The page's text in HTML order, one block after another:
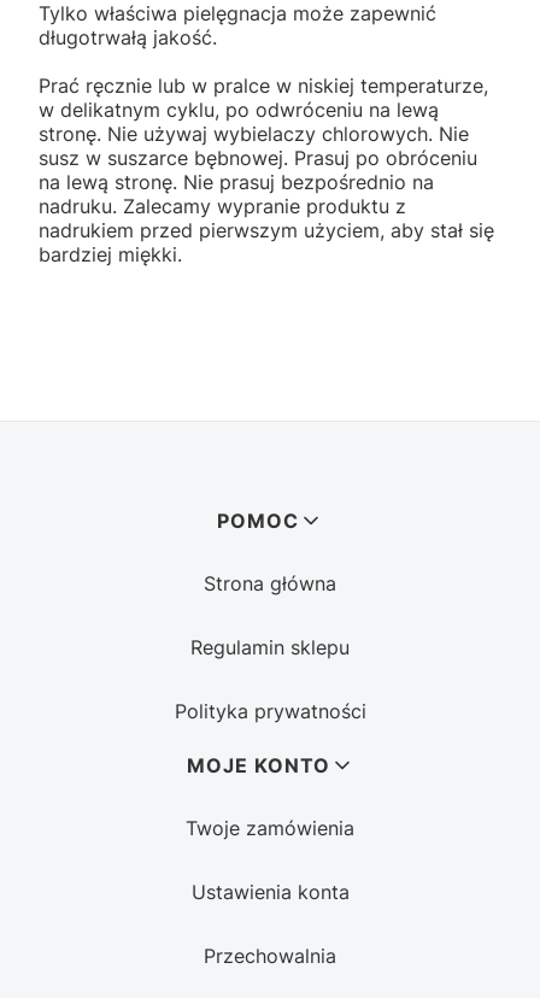
Tylko właściwa pielęgnacja może zapewnić
długotrwałą jakość.
Prać ręcznie lub w pralce w niskiej temperaturze,
w delikatnym cyklu, po odwróceniu na lewą
stronę. Nie używaj wybielaczy chlorowych. Nie
susz w suszarce bębnowej. Prasuj po obróceniu
na lewą stronę. Nie prasuj bezpośrednio na
nadruku. Zalecamy wypranie produktu z
nadrukiem przed pierwszym użyciem, aby stał się
bardziej miękki.
POMOC
Strona główna
Regulamin sklepu
Polityka prywatności
MOJE KONTO
Twoje zamówienia
Ustawienia konta
Przechowalnia